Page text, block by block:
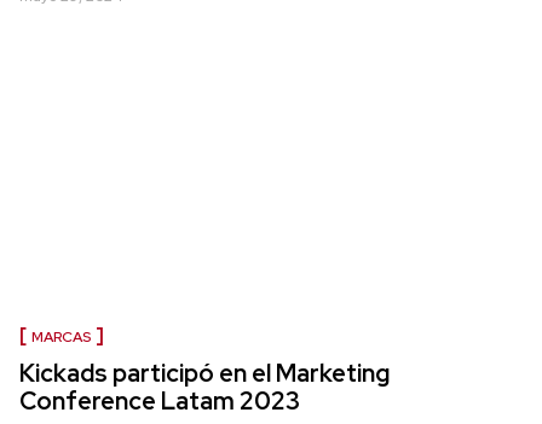
MARCAS
Kickads participó en el Marketing
Conference Latam 2023